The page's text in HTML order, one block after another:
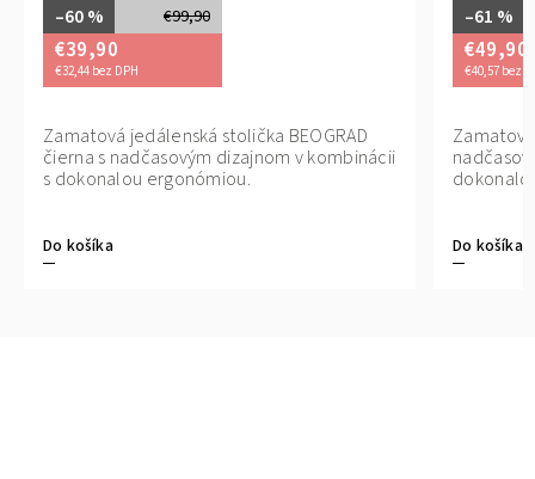
€99,90
–60 %
€39,90
€32,44 bez DPH
Do košíka
Zamatová jedálenská stolička BEOGRAD
čierna s nadčasovým dizajnom v kombinácii
s dokonalou ergonómiou.
–61 %
€49,90
€40,57 bez
Do košíka